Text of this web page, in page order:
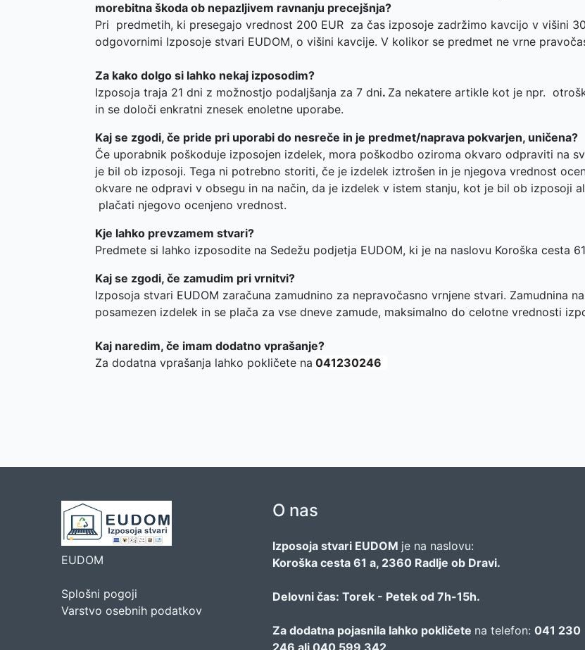
morebitna škoda ob nepazljivem ravnanju precejšnja?
Pri predmetih, ki presegajo vrednost 200 EUR za čas izposoje zadržimo kavcijo v višini
odgovornimi Izposoje stvari EUDOM, o višini kavcije. V kolikor se predmet ne vrne
Za kako dolgo si lahko nekaj izposodim?
Izposoja traja 21 dni z možnostjo podaljšanja za 7 dni. Za nekatere artikle kot je npr.
in se določi enkratni znesek enoletne uporabe.
Kaj se zgodi, če pride pri uporabi do nesreče in je predmet/naprava pokvarjen, uničena?
Če uporabnik poškoduje izposojen izdelek, mora poškodbo oziroma okvaro odpraviti na
je bil ob izposoji. Tega ni potrebno storiti, če je izdelek iztrošen in je njegova vrednost
okvare ne odpravi v obsegu in na način, da je izdelek v istem stanju, kot je bil ob izposoji
plačati njegovo ocenjeno vrednost.
Kje lahko prevzamem stvari?
Predmete si lahko izposodite na Sedežu podjetja EUDOM, ki je na naslovu Koroška cesta
Kaj se zgodi, če zamudim pri vrnitvi?
Izposoja stvari EUDOM zaračuna zamudnino za nepravočasno vrnjene stvari. Zamudnina
posamezen izdelek in se plača za vse dneve zamude, maksimalno do celotne vrednosti
Kaj naredim, če imam dodatno vprašanje?
Za dodatna vprašanja lahko pokličete na 041230246
EUDOM
Splošni pogoji
Varstvo osebnih podatkov
O nas
Izposoja stvari EUDOM je na naslovu:
Koroška cesta 61 a, 2360 Radlje ob Dravi.
Delovni čas: Torek - Petek od 7h-15h.
Za dodatna pojasnila lahko pokličete na telefon: 041 230
246 ali 040 599 342